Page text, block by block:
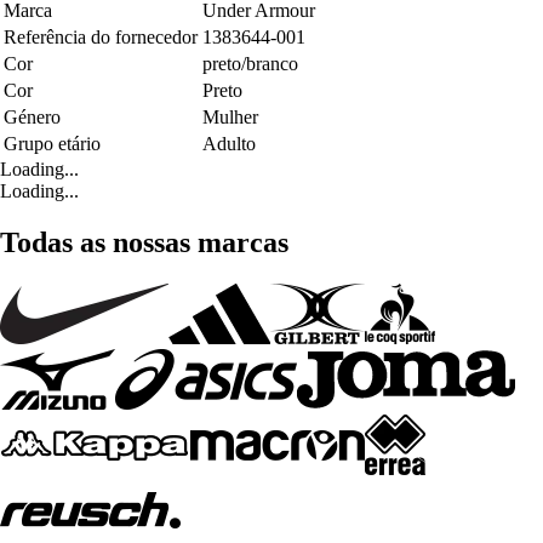
Marca
Under Armour
Referência do fornecedor 1383644-001
Cor
preto/branco
Cor
Preto
Género
Mulher
Grupo etário
Adulto
Loading...
Loading...
Todas as nossas marcas